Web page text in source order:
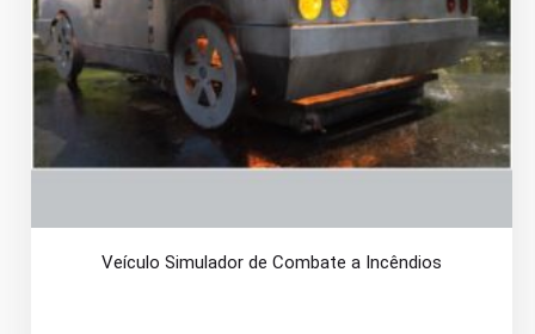
Veículo Simulador de Combate a Incêndios